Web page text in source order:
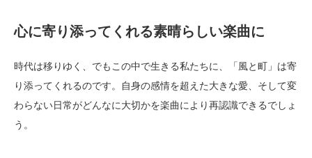
心に寄り添ってくれる素晴らしい楽曲に
時代は移りゆく、でもこの中で生きる私たちに、「風と町」は寄
り添ってくれるのです。自身の感情を超えた大きな愛、そして変
わらない日常がどんなに大切かを楽曲により再認識できるでしょ
う。